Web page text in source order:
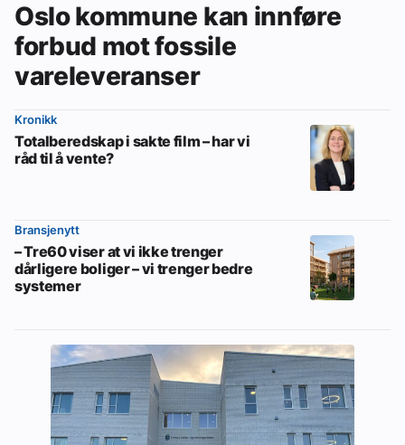
Oslo kommune kan innføre
forbud mot fossile
vareleveranser
Kronikk
Totalberedskap i sakte film – har vi
råd til å vente?
Bransjenytt
– Tre60 viser at vi ikke trenger
dårligere boliger – vi trenger bedre
systemer